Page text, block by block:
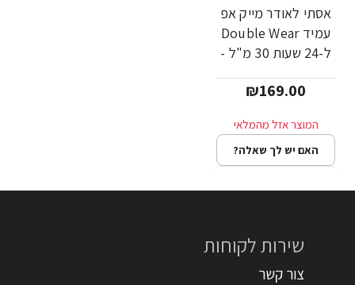
אסתי לאודר מייק אפ
עמיד Double Wear
ל-24 שעות 30 מ"ל -
ESTEE LAUDER
₪169.00
האם יש לך שאלה?
שירות לקוחות
צור קשר